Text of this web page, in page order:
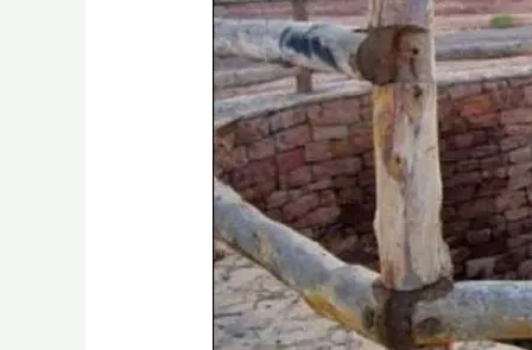
Sumur
Utsman
Bin
‘Affan